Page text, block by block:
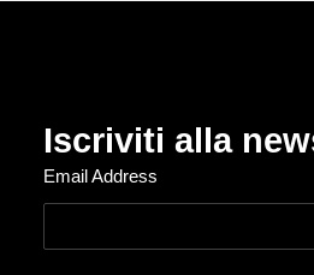
Iscriviti alla
Email Address